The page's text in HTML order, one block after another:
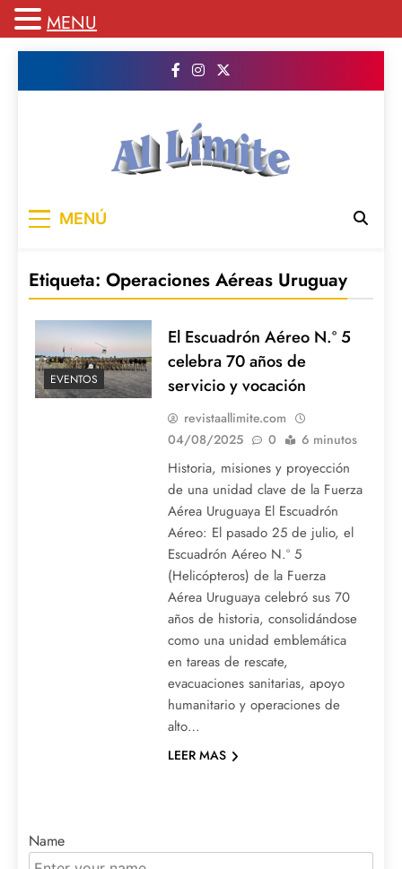
publicamos todo el contenido e informacion
MENÚ
Etiqueta: Operaciones Aéreas Uruguay
EVENTOS
El Escuadrón Aéreo N.º 5
celebra 70 años de
servicio y vocación
revistaallimite.com
04/08/2025
0 6 minutos
Historia, misiones y proyección
de una unidad clave de la Fuerza
Aérea Uruguaya El Escuadrón
Aéreo: El pasado 25 de julio, el
Escuadrón Aéreo N.º 5
(Helicópteros) de la Fuerza
Aérea Uruguaya celebró sus 70
años de historia, consolidándose
como una unidad emblemática
en tareas de rescate,
evacuaciones sanitarias, apoyo
humanitario y operaciones de
alto…
LEER MAS
Name
MENU